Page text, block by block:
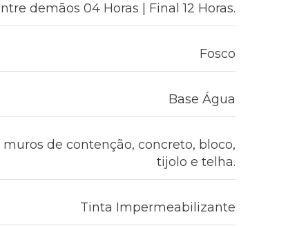
demãos 04 Horas | Final 12 Horas.
Fosco
Base Água
muros de contenção, concreto, bloco,
tijolo e telha.
Tinta Impermeabilizante